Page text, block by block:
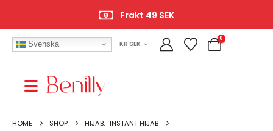
Frakt 49 SEK
Svenska KR SEK
0
HOME SHOP HIJAB, INSTANT HIJAB